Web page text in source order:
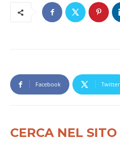
Facebook Twitter
CERCA NEL SITO